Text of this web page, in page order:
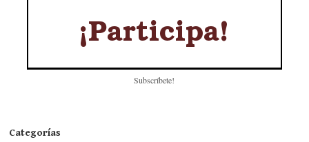
Subscríbete!
Categorías